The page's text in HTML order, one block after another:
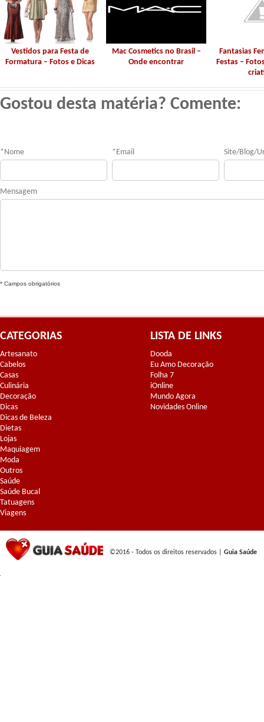
Vestidos para Festa de
Formatura – Fotos e Dicas
Mac Cosmetics no Brasil –
Onde encontrar
Fantasias
Festas –
Gostou desta matéria? Comente:
* Nome * Email Site/Blog/
Mensagem
* Campos obrigatórios
CATEGORIAS
Artesanato
Cabelos
Casas
Culinária
Decoração
Dicas
Dicas de Beleza
Dietas
Lojas
Maquiagem
Moda
Outros
Saúde
Saúde Bucal
Tatuagens
Viagens
LISTA DE LINKS
Dooda
Eu Amo Decoração
Folha 7
iOnline
Mundo Agora
Novidades Online
©2016 - Todos os direitos reservados | Guia Saúde